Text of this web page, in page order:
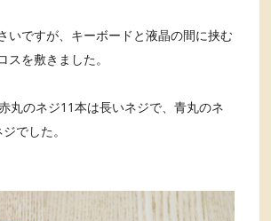
いですが、キーボードと液晶の間に挟む
スを敷きました。
丸のネジ11本は長いネジで、青丸のネ
でした。